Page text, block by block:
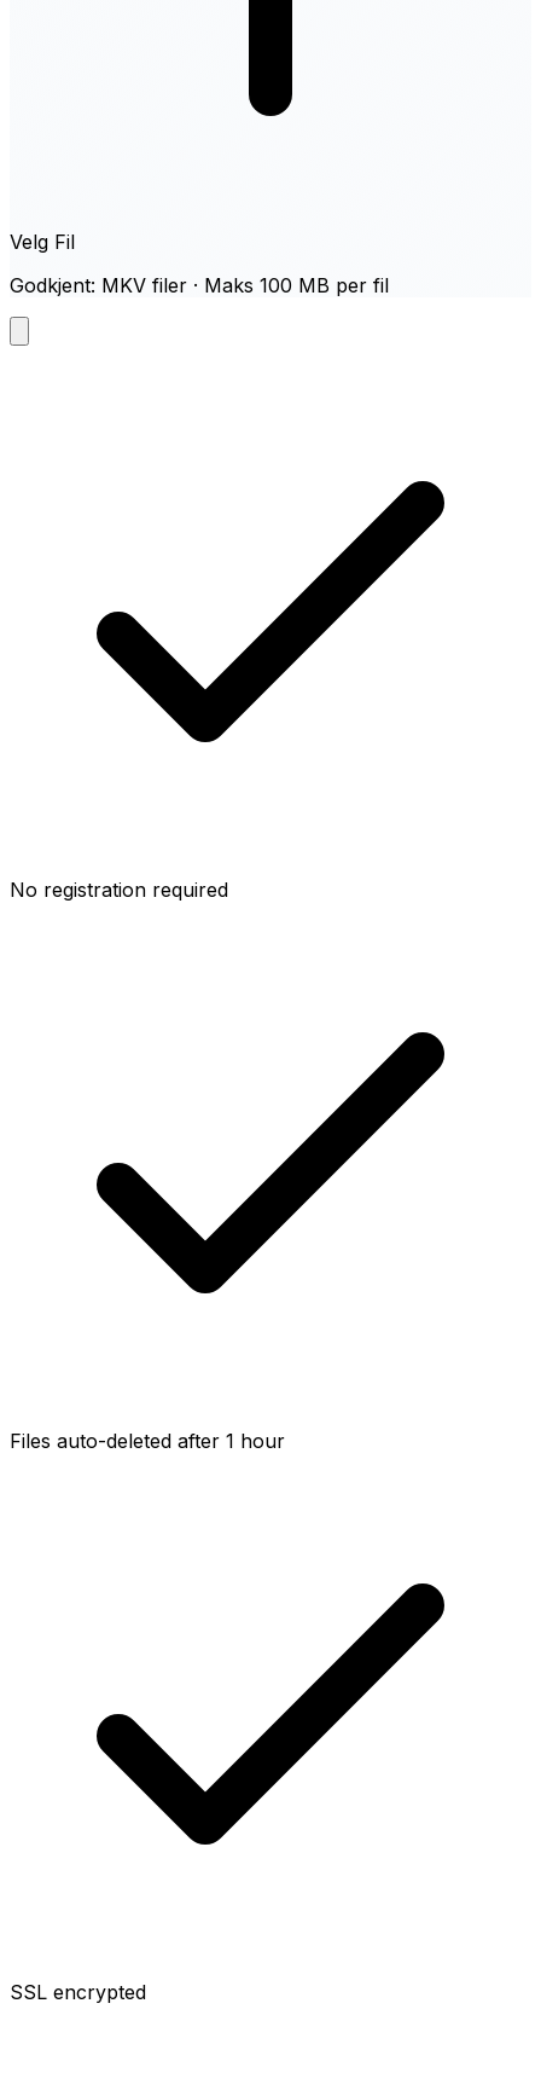
Velg Fil
Godkjent: MKV filer · Maks 100 MB per fil
No registration required
Files auto-deleted after 1 hour
SSL encrypted